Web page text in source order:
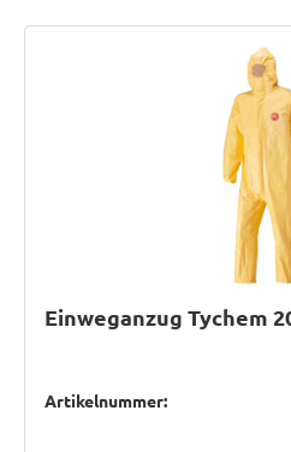
Einweganzug Tychem
Artikelnummer: